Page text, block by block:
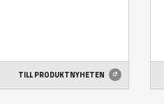
TILL PRODUKTNYHETEN